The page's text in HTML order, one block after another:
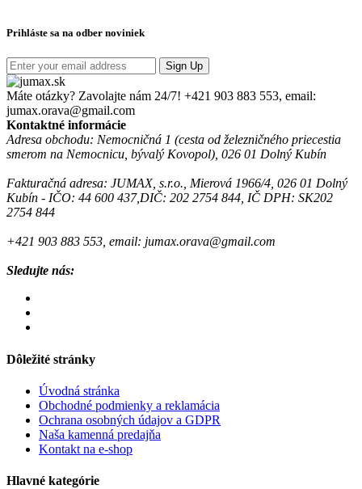
Prihláste sa na odber noviniek
Sign Up
Máte otázky? Zavolajte nám 24/7! +421 903 883 553, email:
jumax.orava@gmail.com
Kontaktné informácie
Adresa obchodu: Nemocničná 1 (cesta od železničného priecestia
smerom na Nemocnicu, bývalý Kovopol), 026 01 Dolný Kubín
Fakturačná adresa: JUMAX, s.r.o., Mierová 1966/4, 026 01 Dolný
Kubín - IČO: 44 600 437,DIČ: 202 2754 844, IČ DPH: SK202
2754 844
+421 903 883 553, email: jumax.orava@gmail.com
Sledujte nás:
Dôležité stránky
Úvodná stránka
Obchodné podmienky a reklamácia
Ochrana osobných údajov a GDPR
Naša kamenná predajňa
Kontakt na e-shop
Hlavné kategórie